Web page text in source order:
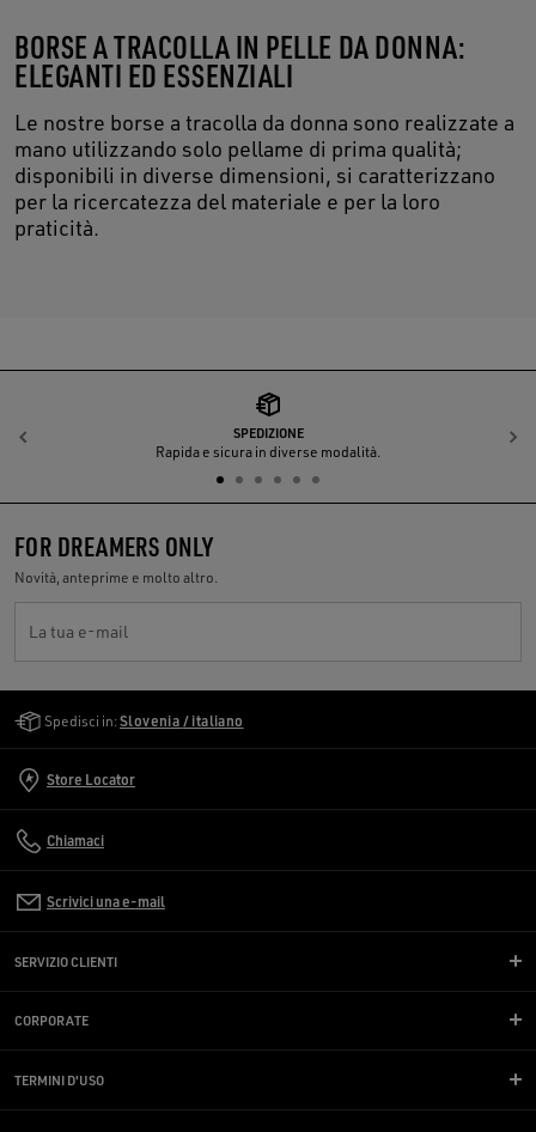
BORSE A TRACOLLA IN PELLE DA DONNA:
ELEGANTI ED ESSENZIALI
Le nostre borse a tracolla da donna sono realizzate a
mano utilizzando solo pellame di prima qualità;
disponibili in diverse dimensioni, si caratterizzano
per la ricercatezza del materiale e per la loro
praticità.
SPEDIZIONE
Rapida e sicura in diverse modalità.
Indietro
FOR DREAMERS ONLY
Novità, anteprime e molto altro.
La tua e-mail
Spedisci in: Slovenia / italiano
Store Locator
Chiamaci
Scrivici una e-mail
SERVIZIO CLIENTI
CORPORATE
TERMINI D'USO